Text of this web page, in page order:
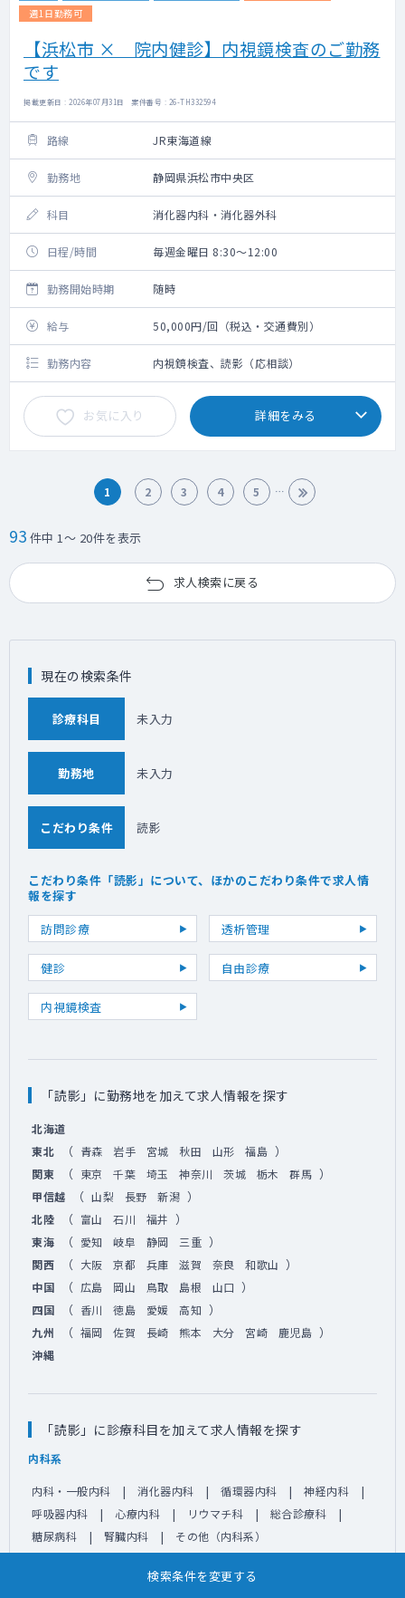
週1日勤務可
【浜松市 × 院内健診】内視鏡検査のご勤務
です
掲載更新日 : 2026年07月31日 案件番号 : 26-TH332594
路線 JR東海道線
勤務地 静岡県浜松市中央区
科目 消化器内科・消化器外科
日程/時間 毎週金曜日 8:30～12:00
勤務開始時期 随時
給与 50,000円/回（税込・交通費別）
勤務内容 内視鏡検査、読影（応相談）
お気に入り 詳細をみる
1 2 3 4 5
93 件中 1～ 20件を表示
求人検索に戻る
検索条件を変更する
現在の検索条件
診療科目 未入力
勤務地 未入力
こだわり条件 読影
こだわり条件「読影」について、ほかのこだわり条件で求人情
報を探す
訪問診療
透析管理
健診 自由診療
内視鏡検査
「読影」に勤務地を加えて求人情報を探す
北海道
東北
（ 青森 岩手 宮城 秋田 山形 福島 ）
関東 （ 東京 千葉 埼玉 神奈川 茨城 栃木 群馬 ）
甲信越 （ 山梨 長野 新潟 ）
北陸 （ 富山 石川 福井 ）
東海 （ 愛知 岐阜 静岡 三重 ）
関西 （ 大阪 京都 兵庫 滋賀 奈良 和歌山 ）
中国 （ 広島 岡山 鳥取 島根 山口 ）
四国 （ 香川 徳島 愛媛 高知 ）
九州 （ 福岡 佐賀 長崎 熊本 大分 宮崎 鹿児島 ）
沖縄
「読影」に診療科目を加えて求人情報を探す
内科系
内科・一般内科 消化器内科 循環器内科
神経内科
呼吸器内科
心療内科 リウマチ科
総合診療科
糖尿病科
腎臓内科 その他（内科系）